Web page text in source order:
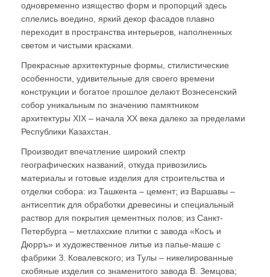
одновременно изящество форм и пропорций здесь
сплелись воедино, яркий декор фасадов плавно
переходит в пространства интерьеров, наполненных
светом и чистыми красками.
Прекрасные архитектурные формы, стилистические
особенности, удивительные для своего времени
конструкции и богатое прошлое делают Вознесенский
собор уникальным по значению памятником
архитектуры ХIX – начала ХХ века далеко за пределами
Республики Казахстан.
Производит впечатление широкий спектр
географических названий, откуда привозились
материалы и готовые изделия для строительства и
отделки собора: из Ташкента – цемент; из Варшавы –
антисептик для обработки древесины и специальный
раствор для покрытия цементных полов; из Санкт-
Петербурга – метлахские плитки с завода «Косъ и
Дюрръ» и художественное литье из папье-маше с
фабрики З. Ковалевского; из Тулы – никелированные
скобяные изделия со знаменитого завода В. Земцова;